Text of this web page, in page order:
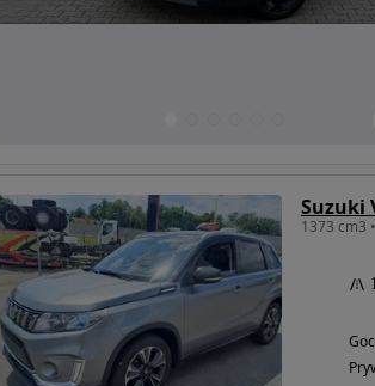
Suzuki